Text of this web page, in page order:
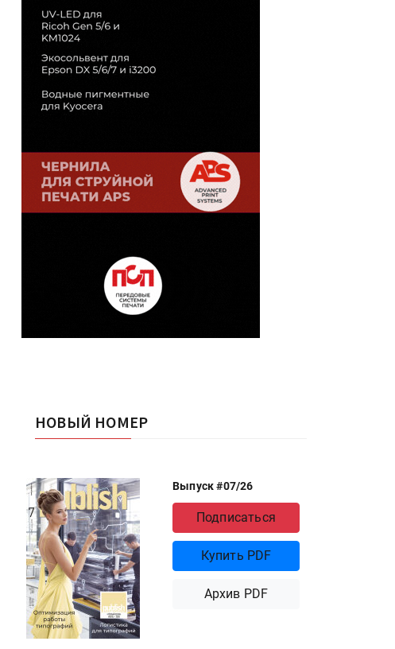
НОВЫЙ НОМЕР
Выпуск #07/26
Подписаться
Купить PDF
Архив PDF